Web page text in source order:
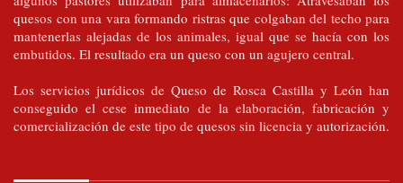
quesos con una vara formando ristras que colgaban del techo para
mantenerlas alejadas de los animales, igual que se hacía con los
embutidos. El resultado era un queso con un agujero central.
Los servicios jurídicos de Queso de Rosca Castilla y León han
conseguido el cese inmediato de la elaboración, fabricación y
comercialización de este tipo de quesos sin licencia y autorización.